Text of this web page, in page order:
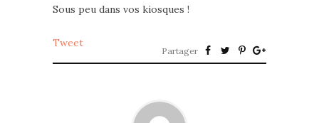
Sous peu dans vos kiosques !
Tweet
Partager